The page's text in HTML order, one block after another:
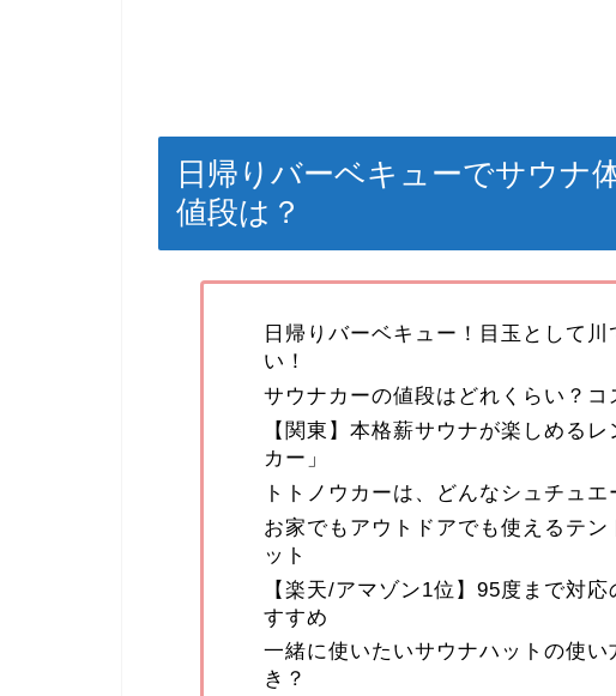
日帰りバーベキューでサウナ
値段は？
日帰りバーベキュー！目玉として
い！
サウナカーの値段はどれくらい？コ
【関東】本格薪サウナが楽しめる
カー」
トトノウカーは、どんなシュチュエ
お家でもアウトドアでも使えるテ
ット
【楽天/アマゾン1位】95度まで対
すすめ
一緒に使いたいサウナハットの使
き？